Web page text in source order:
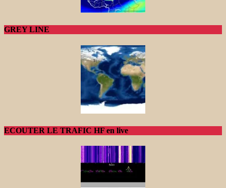
GREY LINE
ECOUTER LE TRAFIC HF en live